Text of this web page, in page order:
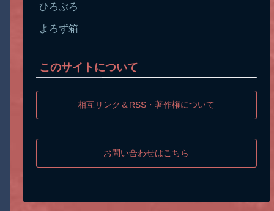
ひろぶろ
よろず箱
このサイトについて
相互リンク＆RSS・著作権について
お問い合わせはこちら